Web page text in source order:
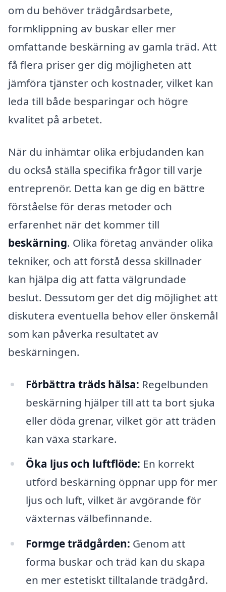
om du behöver trädgårdsarbete,
formklippning av buskar eller mer
omfattande beskärning av gamla träd. Att
få flera priser ger dig möjligheten att
jämföra tjänster och kostnader, vilket kan
leda till både besparingar och högre
kvalitet på arbetet.
När du inhämtar olika erbjudanden kan
du också ställa specifika frågor till varje
entreprenör. Detta kan ge dig en bättre
förståelse för deras metoder och
erfarenhet när det kommer till
beskärning. Olika företag använder olika
tekniker, och att förstå dessa skillnader
kan hjälpa dig att fatta välgrundade
beslut. Dessutom ger det dig möjlighet att
diskutera eventuella behov eller önskemål
som kan påverka resultatet av
beskärningen.
Förbättra träds hälsa: Regelbunden
beskärning hjälper till att ta bort sjuka
eller döda grenar, vilket gör att träden
kan växa starkare.
Öka ljus och luftflöde: En korrekt
utförd beskärning öppnar upp för mer
ljus och luft, vilket är avgörande för
växternas välbefinnande.
Formge trädgården: Genom att
forma buskar och träd kan du skapa
en mer estetiskt tilltalande trädgård.